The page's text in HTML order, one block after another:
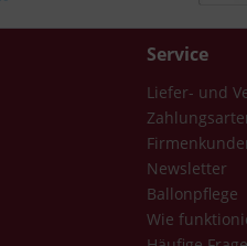
Service
Liefer- und
Newsletter
Ballonpflege
Wie